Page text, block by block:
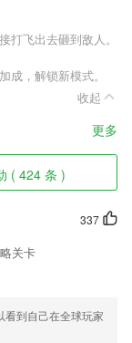
飞出去砸到敌人。
，解锁新模式。
收起
更多
( 424 条 )
337
关卡
看到自己在全球玩家